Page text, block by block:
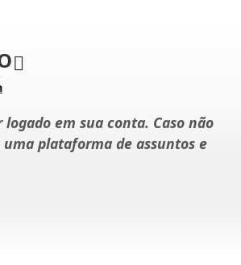
em sua conta. Caso não
plataforma de assuntos e